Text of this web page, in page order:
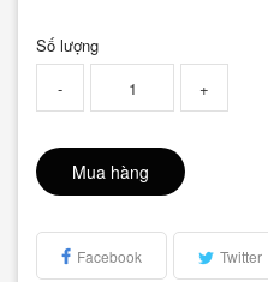
Số lượng
-
+
Mua hàng
Facebook Twitter